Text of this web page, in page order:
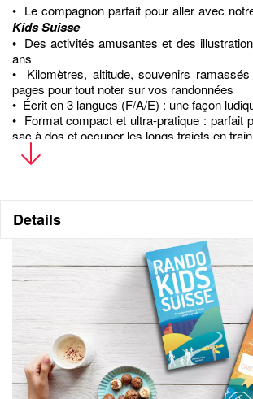
• Le compagnon parfait pour aller avec
Kids Suisse
• Des activités amusantes et des
ans
• Kilomètres, altitude, souvenirs
pages pour tout noter sur vos randonnées
• Écrit en 3 langues (F/A/E) : une façon
• Format compact et ultra-pratique : parfait
sac à dos et occuper les longs trajets en train
Bonnes découvertes !
Details